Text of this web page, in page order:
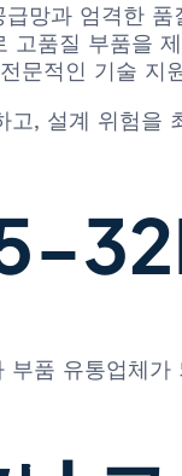
망과 엄격한
고품질 부품을
문적인 기술 지
고, 설계 위험
품 유통업체